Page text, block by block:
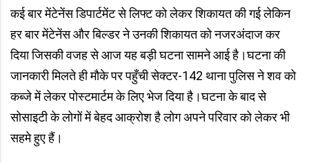
कई बार मेंटेनेंस डिपार्टमेंट से लिफ्ट को लेकर शिकायत की गई लेकिन
हर बार मेंटेनेंस और बिल्डर ने उनकी शिकायत को नजरअंदाज कर
दिया जिसकी वजह से आज यह बड़ी घटना सामने आई है।घटना की
जानकारी मिलते ही मौके पर पहुँची सेक्टर-142 थाना पुलिस ने शव को
कब्जे में लेकर पोस्टमार्टम के लिए भेज दिया है।घटना के बाद से
सोसाइटी के लोगों में बेहद आक्रोश है लोग अपने परिवार को लेकर भी
सहमे हुए हैं।